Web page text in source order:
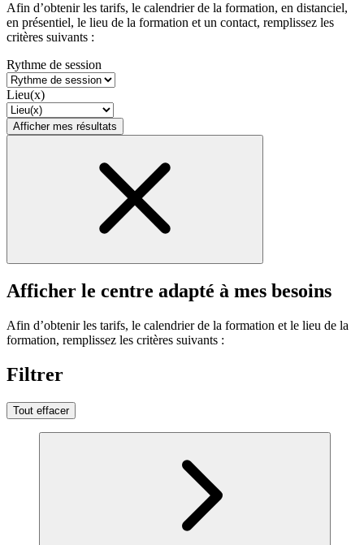
Afin d’obtenir les tarifs, le calendrier de la formation, en distanciel,
en présentiel, le lieu de la formation et un contact, remplissez les
critères suivants :
Rythme de session
Lieu(x)
Afficher mes résultats
Afficher le centre adapté à mes besoins
Afin d’obtenir les tarifs, le calendrier de la formation et le lieu de la
formation, remplissez les critères suivants :
Filtrer
Tout effacer